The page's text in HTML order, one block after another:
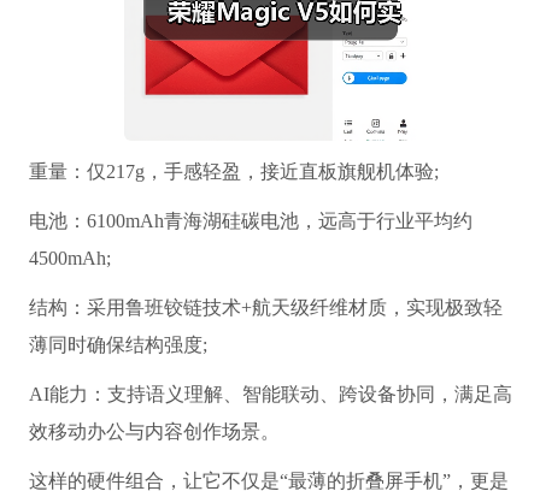
重量：仅217g，手感轻盈，接近直板旗舰机体验;
电池：6100mAh青海湖硅碳电池，远高于行业平均约
4500mAh;
结构：采用鲁班铰链技术+航天级纤维材质，实现极致轻
薄同时确保结构强度;
AI能力：支持语义理解、智能联动、跨设备协同，满足高
效移动办公与内容创作场景。
这样的硬件组合，让它不仅是“最薄的折叠屏手机”，更是